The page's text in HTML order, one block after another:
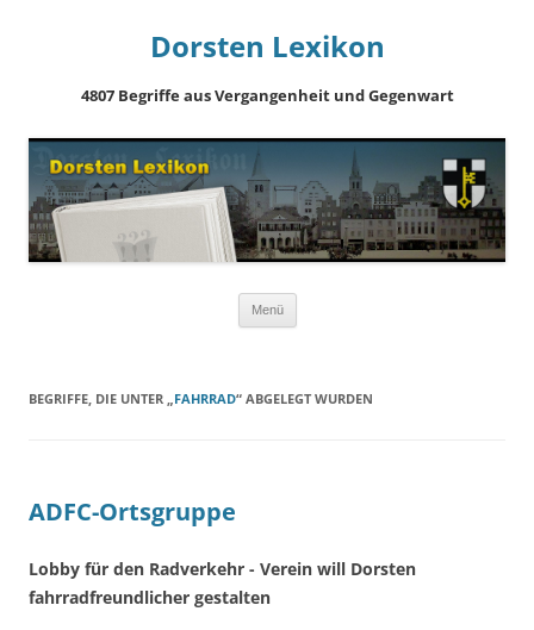
Dorsten Lexikon
4807 Begriffe aus Vergangenheit und Gegenwart
Menü
BEGRIFFE, DIE UNTER „FAHRRAD“ ABGELEGT WURDEN
ADFC-Ortsgruppe
Lobby für den Radverkehr - Verein will Dorsten
fahrradfreundlicher gestalten